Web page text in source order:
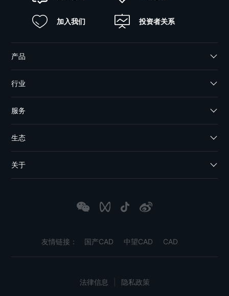
加入我们 投资者关系
产品
行业
服务
生态
关于
友情链接： 国产CAD 中望CAD CAD
法律信息 隐私政策